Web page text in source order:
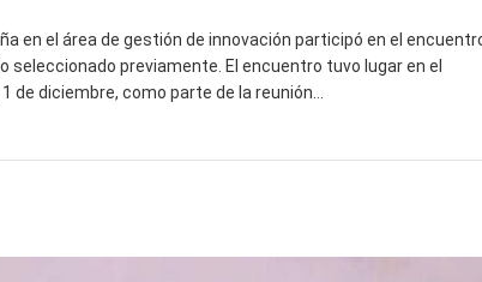
en el área de gestión de innovación participó en el
seleccionado previamente. El encuentro tuvo lugar en el
de diciembre, como parte de la reunión…